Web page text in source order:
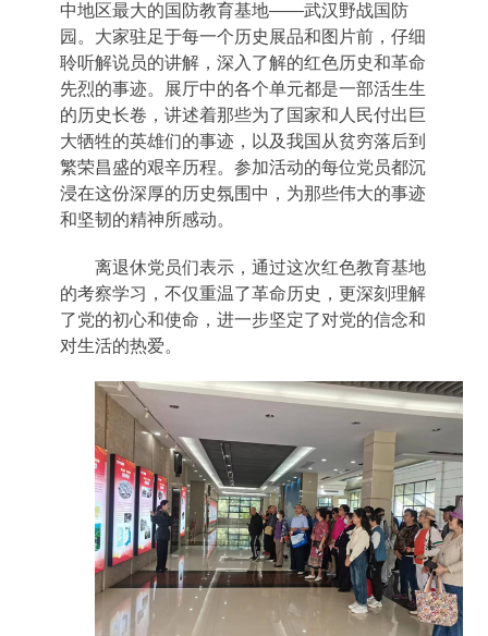
中地区最大的国防教育基地——武汉野战国防
园。大家驻足于每一个历史展品和图片前，仔细
聆听解说员的讲解，深入了解的红色历史和革命
先烈的事迹。展厅中的各个单元都是一部活生生
的历史长卷，讲述着那些为了国家和人民付出巨
大牺牲的英雄们的事迹，以及我国从贫穷落后到
繁荣昌盛的艰辛历程。参加活动的每位党员都沉
浸在这份深厚的历史氛围中，为那些伟大的事迹
和坚韧的精神所感动。
离退休党员们表示，通过这次红色教育基地
的考察学习，不仅重温了革命历史，更深刻理解
了党的初心和使命，进一步坚定了对党的信念和
对生活的热爱。